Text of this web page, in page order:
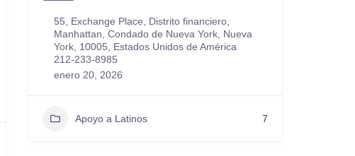
55, Exchange Place, Distrito financiero,
Manhattan, Condado de Nueva York, Nueva
York, 10005, Estados Unidos de América
212-233-8985
enero 20, 2026
Apoyo a Latinos 7